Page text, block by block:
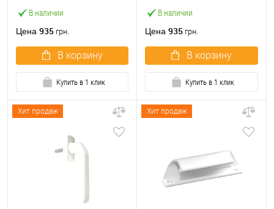
В наличии
Цена 935 грн.
В корзину
Купить в 1 клик
В наличии
Цена 935 грн.
В корзину
Купить в 1 клик
Хит продаж Хит продаж